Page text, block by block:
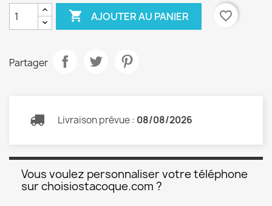
 AJOUTER AU PANIER favorite_border
Partager
Livraison prévue : 08/08/2026
Vous voulez personnaliser votre téléphone
sur choisiostacoque.com ?